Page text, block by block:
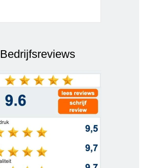
Bedrijfsreviews